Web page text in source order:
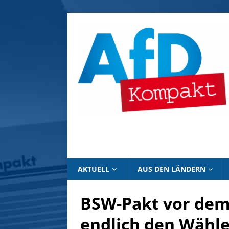
AKTUELL AUS DEN LÄNDERN
BSW-Pakt vor
endlich den